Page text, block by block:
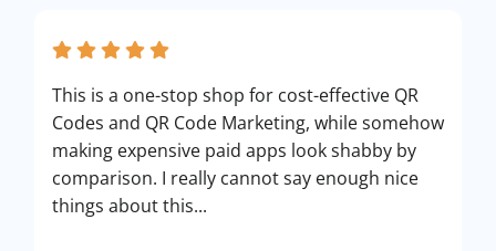
This is a one-stop shop for cost-effective QR
Codes and QR Code Marketing, while somehow
making expensive paid apps look shabby by
comparison. I really cannot say enough nice
things about this...